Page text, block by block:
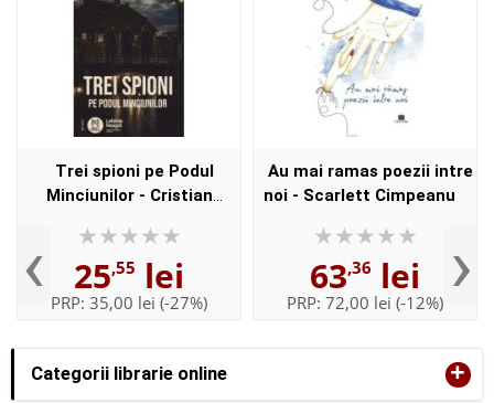
Categorii librarie online +
‹
Trei spioni pe Podul
Minciunilor - Cristian
25,55 lei
PRP: 35,00 lei (-27%)
Au mai ramas poezii intre
noi - Scarlett Cimpeanu
63,36 lei
PRP: 72,00 lei (-12%) ›